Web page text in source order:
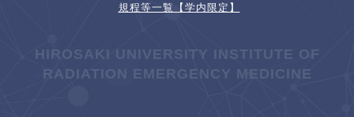
規程等一覧【学内限定】
HIROSAKI UNIVERSITY INSTITUTE OF
RADIATION EMERGENCY MEDICINE